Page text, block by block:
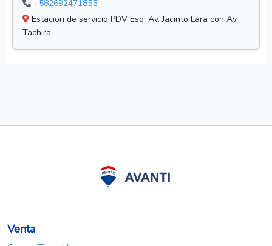
Zuleima Escalona Casanova